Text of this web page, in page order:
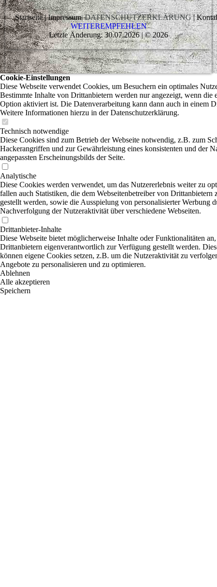
Startseite | Impressum| DATENSCHUTZERKLÄRUNG|
WEITEREMPFEHLEN
Letzte Änderung: 30.07.2026 | © 2026
Cookie-Einstellungen
Diese Webseite verwendet Cookies, um Besuchern ein optimales
Bestimmte Inhalte von Drittanbietern werden nur angezeigt, wenn die
Option aktiviert ist. Die Datenverarbeitung kann dann auch in einem
Weitere Informationen hierzu in der Datenschutzerklärung.
Technisch notwendige
Diese Cookies sind zum Betrieb der Webseite notwendig, z.B. zum
Hackerangriffen und zur Gewährleistung eines konsistenten und der
angepassten Erscheinungsbilds der Seite.
Analytische
Diese Cookies werden verwendet, um das Nutzererlebnis weiter zu
fallen auch Statistiken, die dem Webseitenbetreiber von Drittanbietern
gestellt werden, sowie die Ausspielung von personalisierter Werbung
Nachverfolgung der Nutzeraktivität über verschiedene Webseiten.
Drittanbieter-Inhalte
Diese Webseite bietet möglicherweise Inhalte oder Funktionalitäten
Drittanbietern eigenverantwortlich zur Verfügung gestellt werden.
können eigene Cookies setzen, z.B. um die Nutzeraktivität zu
Angebote zu personalisieren und zu optimieren.
Ablehnen
Alle akzeptieren
Speichern